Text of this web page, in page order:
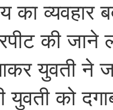
का
की जाने
युवती ने जब
युवती को